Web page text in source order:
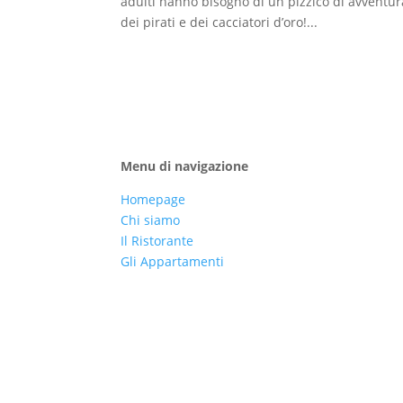
dei pirati e dei cacciatori d’oro!...
Menu di navigazione
Homepage
Chi siamo
Il Ristorante
Gli Appartamenti